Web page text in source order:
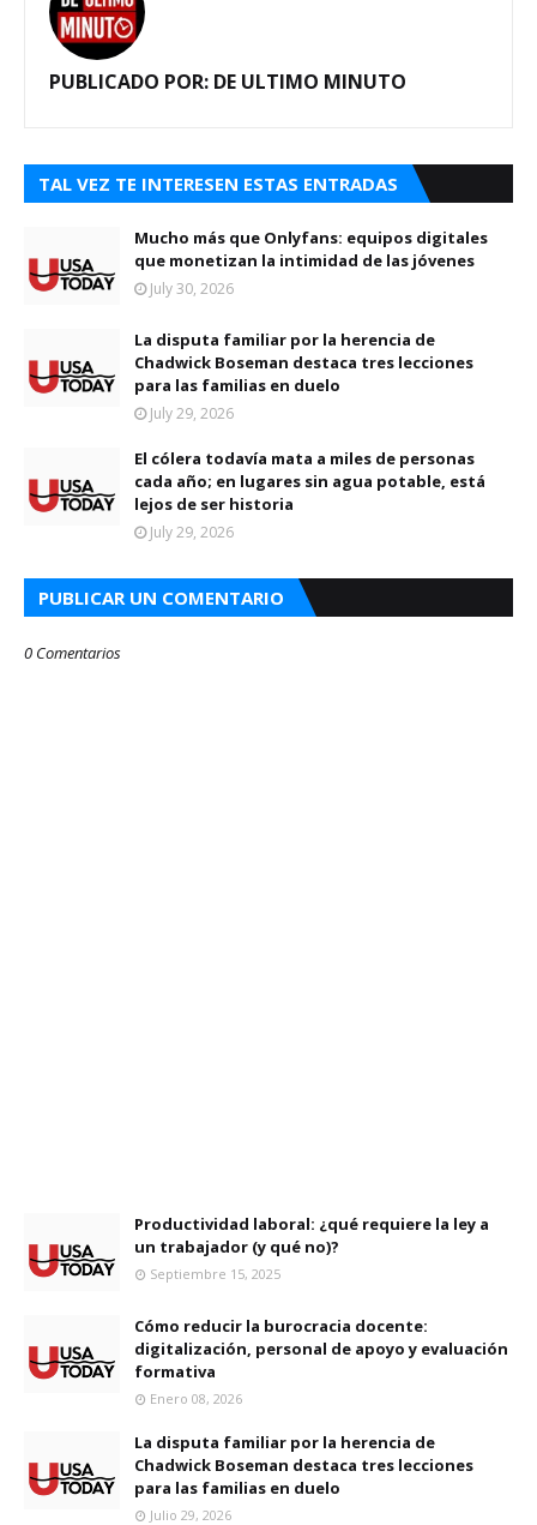
PUBLICADO POR: DE ULTIMO MINUTO
TAL VEZ TE INTERESEN ESTAS ENTRADAS
Mucho más que Onlyfans: equipos digitales
que monetizan la intimidad de las jóvenes
July 30, 2026
La disputa familiar por la herencia de
Chadwick Boseman destaca tres lecciones
para las familias en duelo
July 29, 2026
El cólera todavía mata a miles de personas
cada año; en lugares sin agua potable, está
lejos de ser historia
July 29, 2026
PUBLICAR UN COMENTARIO
0 Comentarios
Productividad laboral: ¿qué requiere la ley a
un trabajador (y qué no)?
Septiembre 15, 2025
Cómo reducir la burocracia docente:
digitalización, personal de apoyo y evaluación
formativa
Enero 08, 2026
La disputa familiar por la herencia de
Chadwick Boseman destaca tres lecciones
para las familias en duelo
Julio 29, 2026